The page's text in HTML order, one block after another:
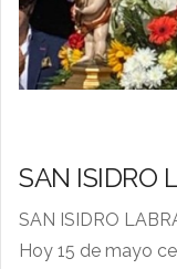
SAN ISIDRO
SAN ISIDRO
Hoy 15 de mayo